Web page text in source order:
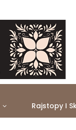
Rajstopy I